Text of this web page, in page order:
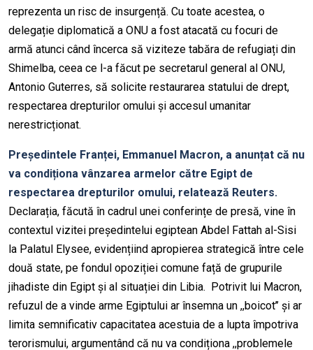
reprezenta un risc de insurgență. Cu toate acestea, o
delegație diplomatică a ONU a fost atacată cu focuri de
armă atunci când încerca să viziteze tabăra de refugiați din
Shimelba, ceea ce l-a făcut pe secretarul general al ONU,
Antonio Guterres, să solicite restaurarea statului de drept,
respectarea drepturilor omului și accesul umanitar
nerestricționat.
Președintele Franței, Emmanuel Macron, a anunțat că nu
va condiționa vânzarea armelor către Egipt de
respectarea drepturilor omului, relatează Reuters.
Declarația, făcută în cadrul unei conferințe de presă, vine în
contextul vizitei președintelui egiptean Abdel Fattah al-Sisi
la Palatul Elysee, evidențiind apropierea strategică între cele
două state, pe fondul opoziției comune față de grupurile
jihadiste din Egipt și al situației din Libia. Potrivit lui Macron,
refuzul de a vinde arme Egiptului ar însemna un ,,boicot’’ și ar
limita semnificativ capacitatea acestuia de a lupta împotriva
terorismului, argumentând că nu va condiționa ,,problemele